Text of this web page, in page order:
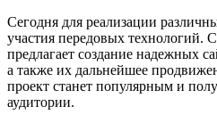
Сегодня для реализации
участия передовых технологий.
предлагает создание надежных
а также их дальнейшее
проект станет популярным и
аудитории.